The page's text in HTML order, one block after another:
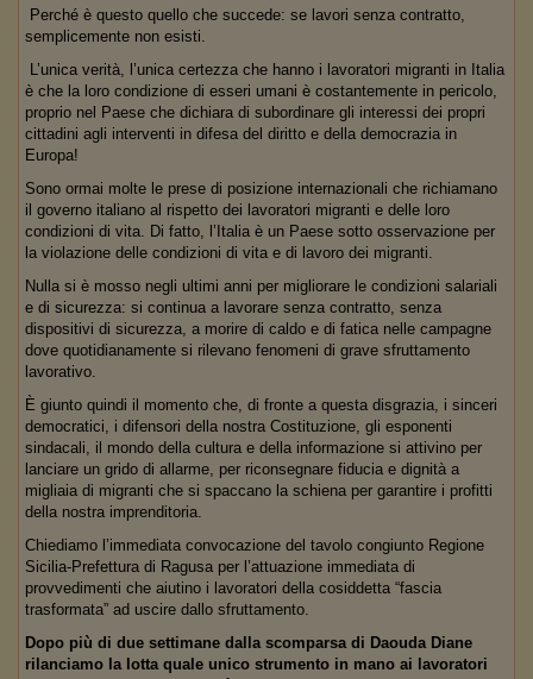
Perché è questo quello che succede: se lavori senza contratto,
semplicemente non esisti.
L’unica verità, l’unica certezza che hanno i lavoratori migranti in Italia
è che la loro condizione di esseri umani è costantemente in pericolo,
proprio nel Paese che dichiara di subordinare gli interessi dei propri
cittadini agli interventi in difesa del diritto e della democrazia in
Europa!
Sono ormai molte le prese di posizione internazionali che richiamano
il governo italiano al rispetto dei lavoratori migranti e delle loro
condizioni di vita. Di fatto, l’Italia è un Paese sotto osservazione per
la violazione delle condizioni di vita e di lavoro dei migranti.
Nulla si è mosso negli ultimi anni per migliorare le condizioni salariali
e di sicurezza: si continua a lavorare senza contratto, senza
dispositivi di sicurezza, a morire di caldo e di fatica nelle campagne
dove quotidianamente si rilevano fenomeni di grave sfruttamento
lavorativo.
È giunto quindi il momento che, di fronte a questa disgrazia, i sinceri
democratici, i difensori della nostra Costituzione, gli esponenti
sindacali, il mondo della cultura e della informazione si attivino per
lanciare un grido di allarme, per riconsegnare fiducia e dignità a
migliaia di migranti che si spaccano la schiena per garantire i profitti
della nostra imprenditoria.
Chiediamo l’immediata convocazione del tavolo congiunto Regione
Sicilia-Prefettura di Ragusa per l’attuazione immediata di
provvedimenti che aiutino i lavoratori della cosiddetta “fascia
trasformata” ad uscire dallo sfruttamento.
Dopo più di due settimane dalla scomparsa di Daouda Diane
rilanciamo la lotta quale unico strumento in mano ai lavoratori